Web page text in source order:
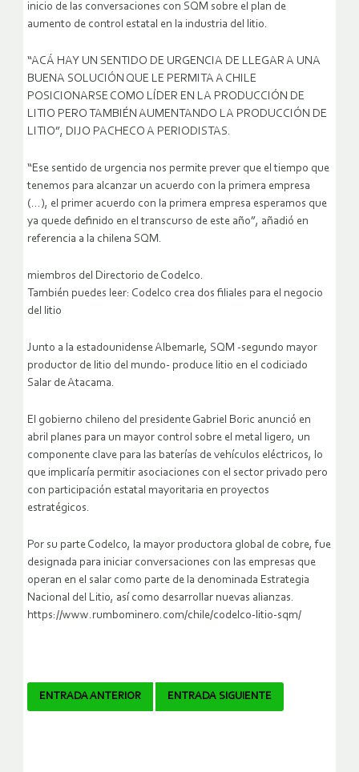
inicio de las conversaciones con SQM sobre el plan de
aumento de control estatal en la industria del litio.
“ACÁ HAY UN SENTIDO DE URGENCIA DE LLEGAR A UNA
BUENA SOLUCIÓN QUE LE PERMITA A CHILE
POSICIONARSE COMO LÍDER EN LA PRODUCCIÓN DE
LITIO PERO TAMBIÉN AUMENTANDO LA PRODUCCIÓN DE
LITIO”, DIJO PACHECO A PERIODISTAS.
“Ese sentido de urgencia nos permite prever que el tiempo que
tenemos para alcanzar un acuerdo con la primera empresa
(…), el primer acuerdo con la primera empresa esperamos que
ya quede definido en el transcurso de este año”, añadió en
referencia a la chilena SQM.
miembros del Directorio de Codelco.
También puedes leer: Codelco crea dos filiales para el negocio
del litio
Junto a la estadounidense Albemarle, SQM -segundo mayor
productor de litio del mundo- produce litio en el codiciado
Salar de Atacama.
El gobierno chileno del presidente Gabriel Boric anunció en
abril planes para un mayor control sobre el metal ligero, un
componente clave para las baterías de vehículos eléctricos, lo
que implicaría permitir asociaciones con el sector privado pero
con participación estatal mayoritaria en proyectos
estratégicos.
Por su parte Codelco, la mayor productora global de cobre, fue
designada para iniciar conversaciones con las empresas que
operan en el salar como parte de la denominada Estrategia
Nacional del Litio, así como desarrollar nuevas alianzas.
https://www.rumbominero.com/chile/codelco-litio-sqm/
Navegador
ENTRADA ANTERIOR ENTRADA SIGUIENTE